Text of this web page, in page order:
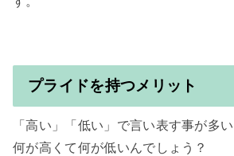
プライドを持つメリット
「高い」「低い」で言い表す事が多
何が高くて何が低いんでしょう？